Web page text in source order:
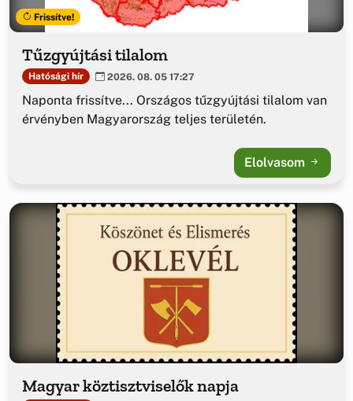
Frissítve!
Tűzgyújtási tilalom
Hatósági hír 2026. 08. 05 17:27
Naponta frissítve... Országos tűzgyújtási tilalom van
érvényben Magyarország teljes területén.
Elolvasom
Magyar köztisztviselők napja